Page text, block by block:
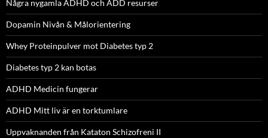
Några nygamla ADHD och ADD resurser
Dopamin Nivån & Målorientering
Whey Proteinpulver mot Diabetes typ 2
Diabetes typ 2 kan botas
ADHD Medicin fungerar
ADHD Mitt liv är en torktumlare
Uppvaknanden från Kataton Schizofreni II